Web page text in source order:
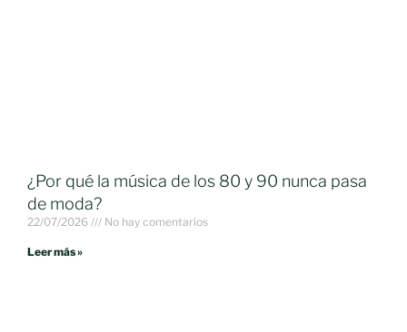
¿Por qué la música de los 80 y 90 nunca pasa
de moda?
22/07/2026 No hay comentarios
Leer más »